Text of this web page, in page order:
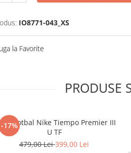
IO8771-043_XS
la Favorite
PRODUSE
-17%fotbal Nike Tiempo Premier III
U TF
479,00 Lei399,00 Lei